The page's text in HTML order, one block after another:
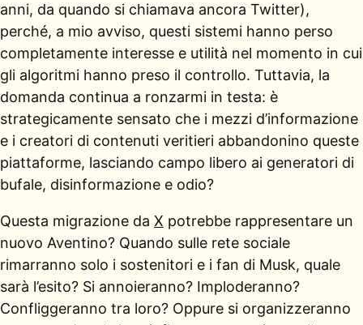
anni, da quando si chiamava ancora Twitter),
perché, a mio avviso, questi sistemi hanno perso
completamente interesse e utilità nel momento in cui
gli algoritmi hanno preso il controllo. Tuttavia, la
domanda continua a ronzarmi in testa: è
strategicamente sensato che i mezzi d’informazione
e i creatori di contenuti veritieri abbandonino queste
piattaforme, lasciando campo libero ai generatori di
bufale, disinformazione e odio?
Questa migrazione da X potrebbe rappresentare un
nuovo Aventino? Quando sulle rete sociale
rimarranno solo i sostenitori e i fan di Musk, quale
sarà l’esito? Si annoieranno? Imploderanno?
Confliggeranno tra loro? Oppure si organizzeranno